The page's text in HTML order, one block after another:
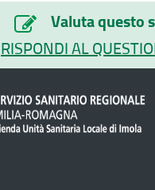
Valuta questo
RISPONDI AL